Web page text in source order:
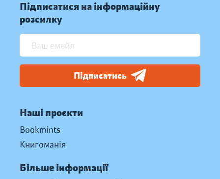
Підписатися на інформаційну
розсилку
Підписатись
Наші проєкти
Bookmints
Книгоманія
Більше інформації